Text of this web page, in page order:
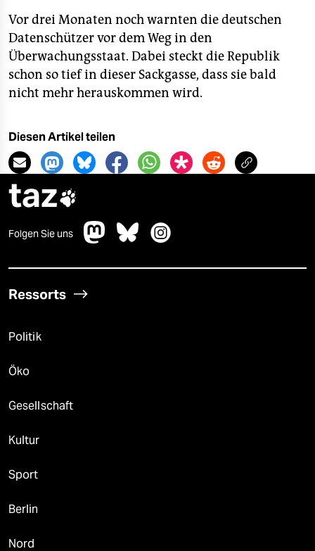
Vor drei Monaten noch warnten die deutschen
Datenschützer vor dem Weg in den
Überwachungsstaat. Dabei steckt die Republik
schon so tief in dieser Sackgasse, dass sie bald
nicht mehr herauskommen wird.
Diesen Artikel teilen
taz
Folgen Sie uns
Ressorts
Politik
Öko
Gesellschaft
Kultur
Sport
Berlin
Nord